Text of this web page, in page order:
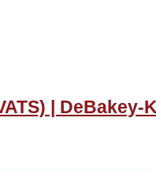
| DeBakey-